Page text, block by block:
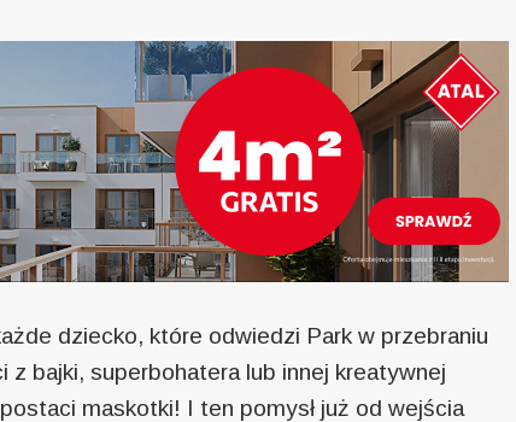
dziecko, które odwiedzi Park w przebraniu
bajki, superbohatera lub innej kreatywnej
maskotki! I ten pomysł już od wejścia